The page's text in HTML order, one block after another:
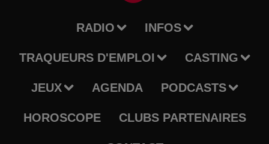
RADIO INFOS
TRAQUEURS D'EMPLOI CASTING
JEUX AGENDA PODCASTS
HOROSCOPE CLUBS PARTENAIRES